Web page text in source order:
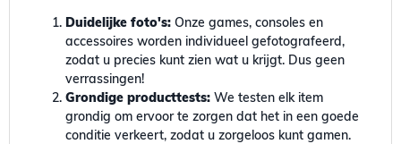
Duidelijke foto's:Onze games, consoles en
accessoires worden individueel gefotografeerd,
zodat u precies kunt zien wat u krijgt. Dus geen
verrassingen!
Grondige producttests:We testen elk item
grondig om ervoor te zorgen dat het in een goede
conditie verkeert, zodat u zorgeloos kunt gamen.